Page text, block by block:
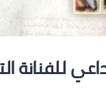
للفنانة